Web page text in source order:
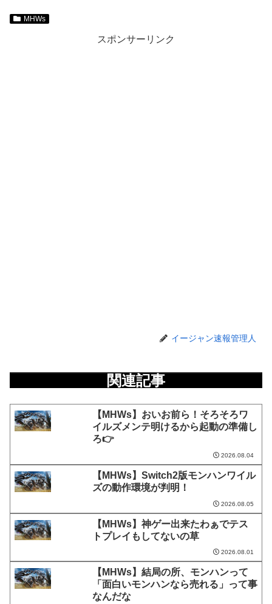
MHWs
スポンサーリンク
イージャン速報管理人
関連記事
【MHWs】おいお前ら！そろそろワ
イルズメンテ明けるから起動の準備し
ろ👉
2026.08.04
【MHWs】Switch2版モンハンワイル
ズの動作環境が判明！
2026.08.05
【MHWs】神ゲー出来たわぁでテス
トプレイもしてないの草
2026.08.01
【MHWs】結局の所、モンハンって
「面白いモンハンなら売れる」って事
なんだな